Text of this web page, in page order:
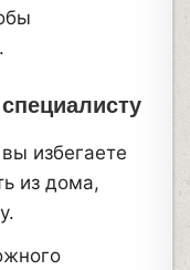
избегаете
из дома,